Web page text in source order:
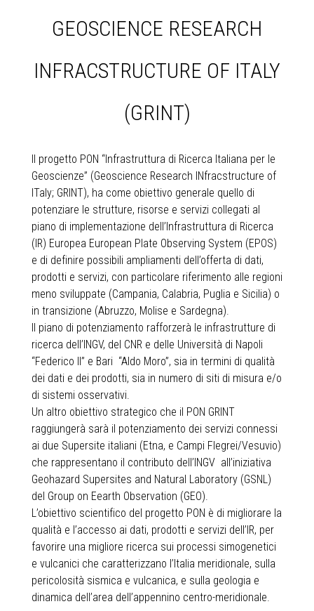
GEOSCIENCE RESEARCH
INFRACSTRUCTURE OF ITALY
(GRINT)
Il progetto PON “Infrastruttura di Ricerca Italiana per le
Geoscienze” (Geoscience Research INfracstructure of
ITaly; GRINT), ha come obiettivo generale quello di
potenziare le strutture, risorse e servizi collegati al
piano di implementazione dell’Infrastruttura di Ricerca
(IR) Europea European Plate Observing System (EPOS)
e di definire possibili ampliamenti dell’offerta di dati,
prodotti e servizi, con particolare riferimento alle regioni
meno sviluppate (Campania, Calabria, Puglia e Sicilia) o
in transizione (Abruzzo, Molise e Sardegna).
Il piano di potenziamento rafforzerà le infrastrutture di
ricerca dell’INGV, del CNR e delle Università di Napoli
“Federico II” e Bari “Aldo Moro”, sia in termini di qualità
dei dati e dei prodotti, sia in numero di siti di misura e/o
di sistemi osservativi.
Un altro obiettivo strategico che il PON GRINT
raggiungerà sarà il potenziamento dei servizi connessi
ai due Supersite italiani (Etna, e Campi Flegrei/Vesuvio)
che rappresentano il contributo dell’INGV all’iniziativa
Geohazard Supersites and Natural Laboratory (GSNL)
del Group on Eearth Observation (GEO).
L’obiettivo scientifico del progetto PON è di migliorare la
qualità e l’accesso ai dati, prodotti e servizi dell’IR, per
favorire una migliore ricerca sui processi simogenetici
e vulcanici che caratterizzano l’Italia meridionale, sulla
pericolosità sismica e vulcanica, e sulla geologia e
dinamica dell’area dell’appennino centro-meridionale.